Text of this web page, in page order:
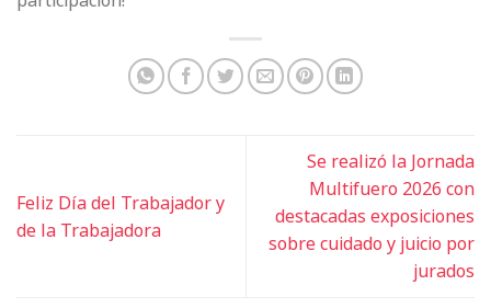
Feliz Día del Trabajador y
de la Trabajadora
Se realizó la Jornada
Multifuero 2026 con
destacadas exposiciones
sobre cuidado y juicio por
jurados